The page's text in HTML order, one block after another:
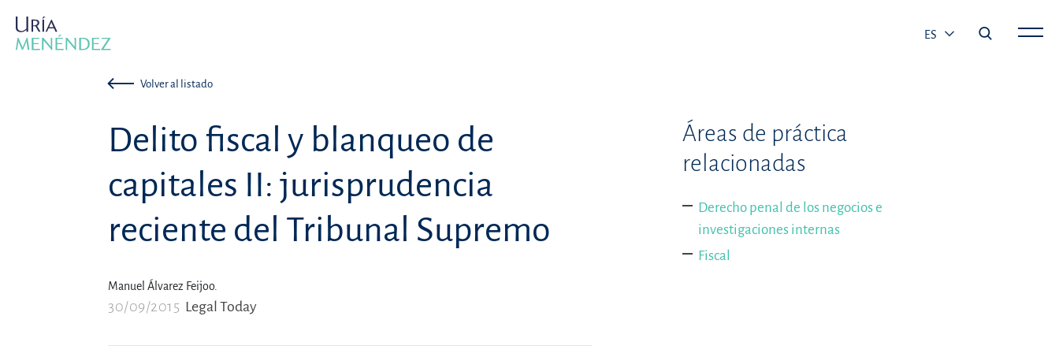
ES
Volver al listado
Delito fiscal y blanqueo de
capitales II: jurisprudencia
reciente del Tribunal Supremo
Manuel Álvarez Feijoo.
30/09/2015 Legal Today
Áreas de práctica
relacionadas
Derecho penal de los negocios e
investigaciones internas
Fiscal